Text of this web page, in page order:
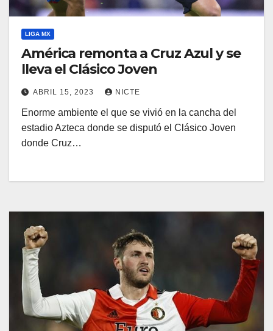
LIGA MX
América remonta a Cruz Azul y se
lleva el Clásico Joven
ABRIL 15, 2023 NICTE
Enorme ambiente el que se vivió en la cancha del
estadio Azteca donde se disputó el Clásico Joven
donde Cruz…